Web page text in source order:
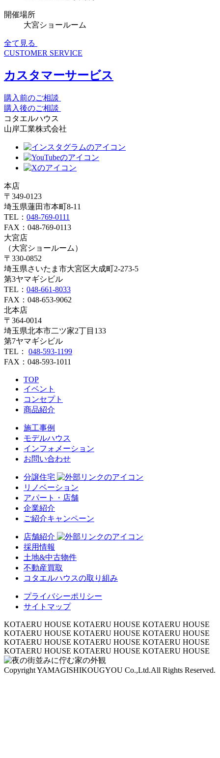
開催場所
大宮ショールーム
全て見る
CUSTOMER SERVICE
カスタマーサービス
購入前のご相談
購入後のご相談
コタエルハウス
山岸工業株式会社
本店
〒349-0123
埼玉県蓮田市本町8-11
TEL： 048-769-0111
FAX：048-769-0113
大宮店
（大宮ショールーム）
〒330-0852
埼玉県さいたま市大宮区大成町2-273-5
第3ヤマギシビル
TEL： 048-661-8033
FAX：048-653-9062
北本店
〒364-0014
埼玉県北本市二ツ家2丁目133
第7ヤマギシビル
TEL： 048-593-1199
FAX：048-593-1011
TOP
イベント
コンセプト
商品紹介
施工事例
モデルハウス
インフォメーション
お問い合わせ
分譲住宅
リノベーション
アパート・店舗
企業紹介
ご紹介キャンペーン
店舗紹介
採用情報
土地&中古物件
不動産買取
コタエルハウスの取り組み
プライバシーポリシー
サイトマップ
KOTAERU HOUSE KOTAERU HOUSE KOTAERU HOUSE
KOTAERU HOUSE KOTAERU HOUSE KOTAERU HOUSE
KOTAERU HOUSE KOTAERU HOUSE KOTAERU HOUSE
KOTAERU HOUSE KOTAERU HOUSE KOTAERU HOUSE
Copyright YAMAGISHIKOUGYOU Co.,Ltd.All Rights Reserved.